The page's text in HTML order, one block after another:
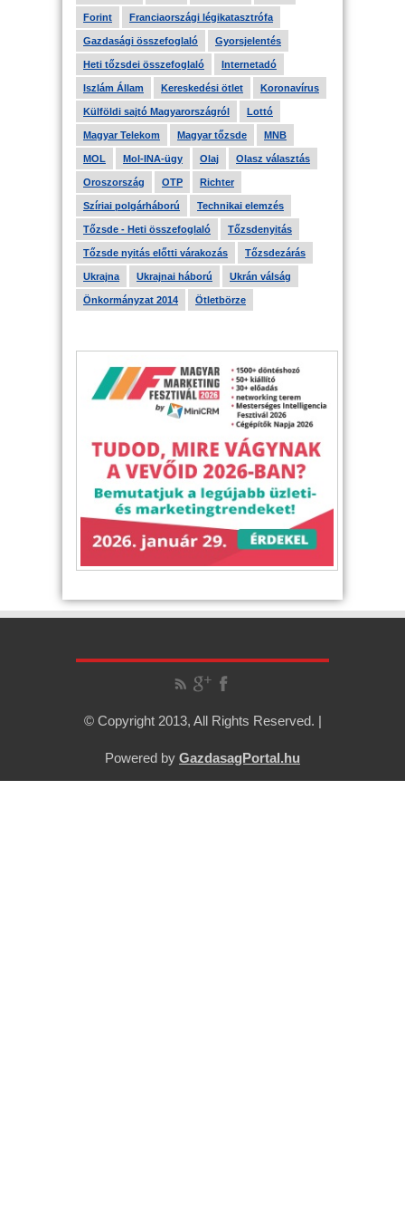
Forint Franciaországi légikatasztrófa
Gazdasági összefoglaló Gyorsjelentés
Heti tőzsdei összefoglaló Internetadó
Iszlám Állam Kereskedési ötlet Koronavírus
Külföldi sajtó Magyarországról Lottó
Magyar Telekom Magyar tőzsde MNB
MOL Mol-INA-ügy Olaj Olasz választás
Oroszország OTP Richter
Szíriai polgárháború Technikai elemzés
Tőzsde - Heti összefoglaló Tőzsdenyitás
Tőzsde nyitás előtti várakozás Tőzsdezárás
Ukrajna Ukrajnai háború Ukrán válság
Önkormányzat 2014 Ötletbörze
© Copyright 2013, All Rights Reserved. |
Powered by GazdasagPortal.hu